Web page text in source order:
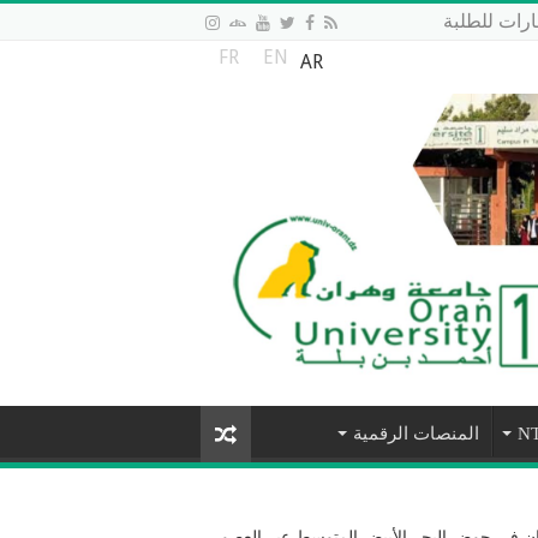
للطلبة
AR
EN
FR
المنصات الرقمية